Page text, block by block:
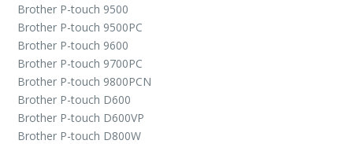
Brother P-touch 9500
Brother P-touch 9500PC
Brother P-touch 9600
Brother P-touch 9700PC
Brother P-touch 9800PCN
Brother P-touch D600
Brother P-touch D600VP
Brother P-touch D800W